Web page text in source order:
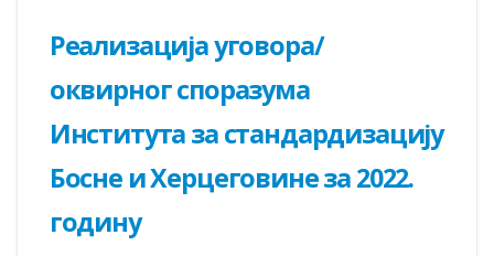
Реализација уговора/
оквирног споразума
Института за стандардизацију
Босне и Херцеговине за 2022.
годину